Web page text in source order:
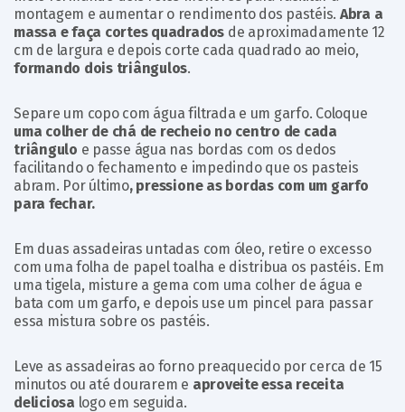
montagem e aumentar o rendimento dos pastéis. Abra a
massa e faça cortes quadrados de aproximadamente 12
cm de largura e depois corte cada quadrado ao meio,
formando dois triângulos.
Separe um copo com água filtrada e um garfo. Coloque
uma colher de chá de recheio no centro de cada
triângulo e passe água nas bordas com os dedos
facilitando o fechamento e impedindo que os pasteis
abram. Por último, pressione as bordas com um garfo
para fechar.
Em duas assadeiras untadas com óleo, retire o excesso
com uma folha de papel toalha e distribua os pastéis. Em
uma tigela, misture a gema com uma colher de água e
bata com um garfo, e depois use um pincel para passar
essa mistura sobre os pastéis.
Leve as assadeiras ao forno preaquecido por cerca de 15
minutos ou até dourarem e aproveite essa receita
deliciosa logo em seguida.